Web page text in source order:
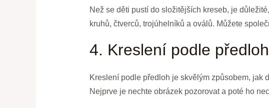
Než se děti pustí do složitějších kreseb, je
kruhů, čtverců, trojúhelníků a oválů. Můžete
4. Kreslení podle předloh
Kreslení podle předloh je skvělým způsobem, jak
Nejprve je nechte obrázek pozorovat a poté ho